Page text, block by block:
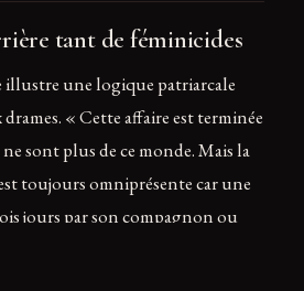
tant de féminicides
illustre une logique patriarcale
« Cette affaire est terminée
sont plus de ce monde. Mais la
toujours omniprésente car une
jours par son compagnon ou